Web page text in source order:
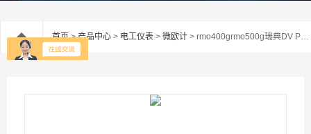
首页>产品中心 > 电工仪表 > 微欧计 > rmo400grmo500g瑞典DV POWER RMO400/500G微欧表